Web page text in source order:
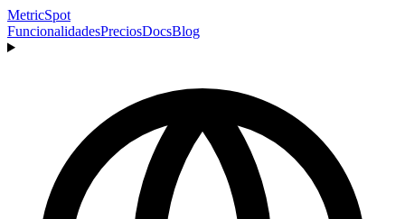
MetricSpot
FuncionalidadesPreciosDocsBlog